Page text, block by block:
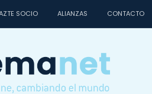
SOCIO ALIANZAS CONTACTO